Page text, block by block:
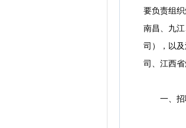
要负责组
南昌、九
司），以
司、江西
一、招